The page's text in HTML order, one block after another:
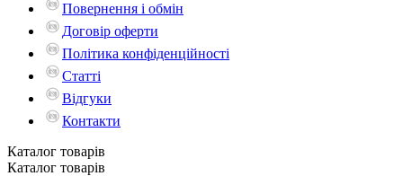
Повернення і обмін
Договір оферти
Політика конфіденційності
Статті
Відгуки
Контакти
Каталог товарів
Каталог товарів